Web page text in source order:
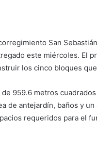
San
este miércoles. El
los cinco bloques
959.6 metros
de antejardín, baños y
requeridos para el